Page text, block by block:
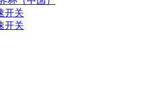
开关
开关